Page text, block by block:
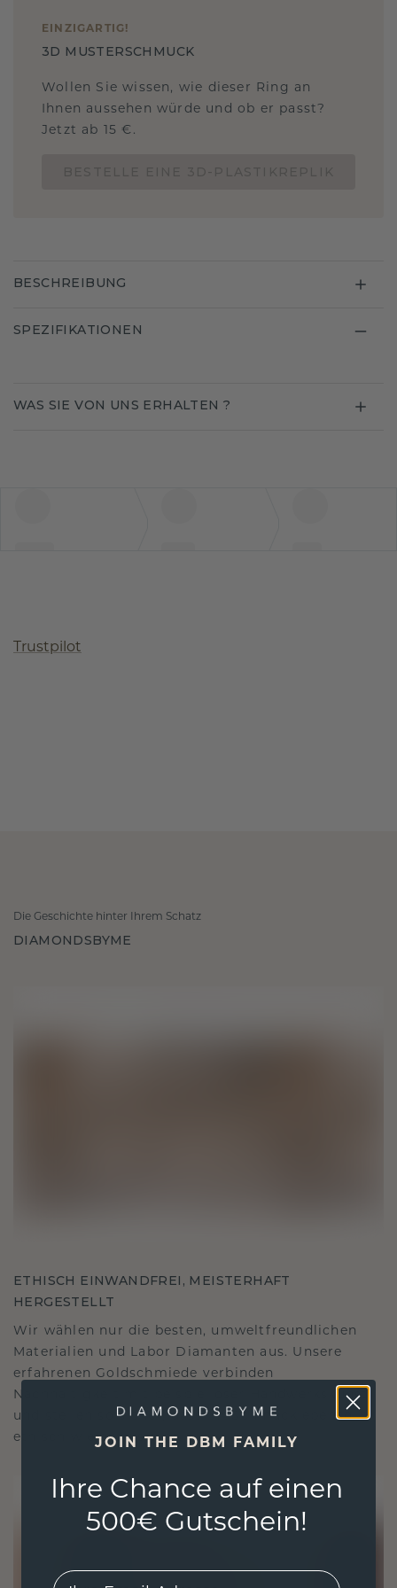
EINZIGARTIG !
3D MUSTERSCHMUCK
Wollen Sie wissen, wie dieser Ring an
Ihnen aussehen würde und ob er passt?
Jetzt ab 15 €.
BESCHREIBUNG
SPEZIFIKATIONEN
WAS SIE VON UNS ERHALTEN ?
Trustpilot
Die Geschichte hinter Ihrem Schatz
DIAMONDSBYME
ETHISCH EINWANDFREI, MEISTERHAFT
HERGESTELLT
Wir wählen nur die besten, umweltfreundlichen
Materialien und Labor Diamanten aus. Unsere
erfahrenen Goldschmiede verbinden
Nachhaltigkeit mit beispielloser Handwerkskunst
und stellen so sicher, dass Ihr Schmuck ebenso
ethisch wie exquisit ist.JOIN THE DBM FAMILY
Ihre Chance auf einen
500€ Gutschein!
EMail